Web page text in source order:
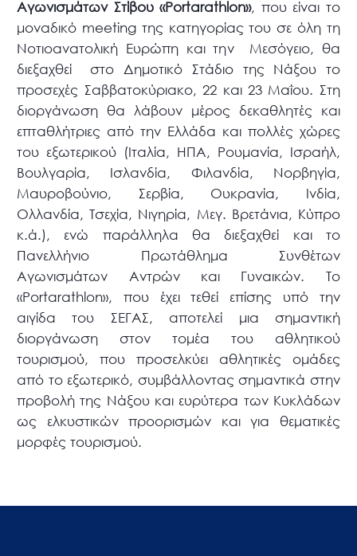
Αγωνισμάτων Στίβου «Portarathlon», που είναι το
μοναδικό meeting της κατηγορίας του σε όλη τη
Νοτιοανατολική Ευρώπη και την Μεσόγειο, θα
διεξαχθεί στο Δημοτικό Στάδιο της Νάξου το
προσεχές Σαββατοκύριακο, 22 και 23 Μαΐου. Στη
διοργάνωση θα λάβουν μέρος δεκαθλητές και
επταθλήτριες από την Ελλάδα και πολλές χώρες
του εξωτερικού (Ιταλία, ΗΠΑ, Ρουμανία, Ισραήλ,
Βουλγαρία, Ισλανδία, Φιλανδία, Νορβηγία,
Μαυροβούνιο, Σερβία, Ουκρανία, Ινδία,
Ολλανδία, Τσεχία, Νιγηρία, Μεγ. Βρετάνια, Κύπρο
κ.ά.), ενώ παράλληλα θα διεξαχθεί και το
Πανελλήνιο Πρωτάθλημα Συνθέτων
Αγωνισμάτων Αντρών και Γυναικών. Το
«Portarathlon», που έχει τεθεί επίσης υπό την
αιγίδα του ΣΕΓΑΣ, αποτελεί μια σημαντική
διοργάνωση στον τομέα του αθλητικού
τουρισμού, που προσελκύει αθλητικές ομάδες
από το εξωτερικό, συμβάλλοντας σημαντικά στην
προβολή της Νάξου και ευρύτερα των Κυκλάδων
ως ελκυστικών προορισμών και για θεματικές
μορφές τουρισμού.